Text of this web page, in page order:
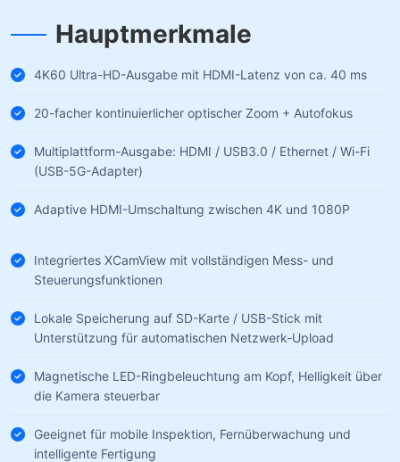
Hauptmerkmale
4K60 Ultra-HD-Ausgabe mit HDMI-Latenz von ca. 40 ms
20-facher kontinuierlicher optischer Zoom + Autofokus
Multiplattform-Ausgabe: HDMI / USB3.0 / Ethernet / Wi-Fi
(USB-5G-Adapter)
Adaptive HDMI-Umschaltung zwischen 4K und 1080P
Integriertes XCamView mit vollständigen Mess- und
Steuerungsfunktionen
Lokale Speicherung auf SD-Karte / USB-Stick mit
Unterstützung für automatischen Netzwerk-Upload
Magnetische LED-Ringbeleuchtung am Kopf, Helligkeit über
die Kamera steuerbar
Geeignet für mobile Inspektion, Fernüberwachung und
intelligente Fertigung